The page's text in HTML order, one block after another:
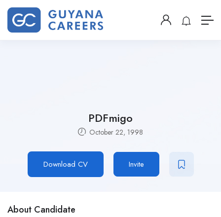
PDFmigo
October 22, 1998
Download CV Invite
About Candidate